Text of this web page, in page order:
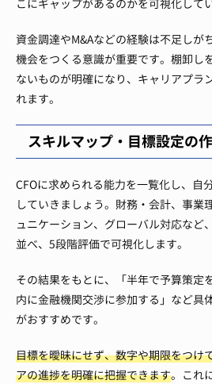
こにギャップがあるのかを可視化して
資金調達やM&Aなどの経験は不足しが
機会をつくる意識が重要です。棚卸し
ないものが明確になり、キャリアプラ
れます。
スキルマップ・目標設定の
CFOに求められる能力を一覧化し、自
していきましょう。財務・会計、事業
ュニケーション、グローバル対応など
並べ、5段階評価で可視化します。
その結果をもとに、「半年で予算策定
内に金融機関交渉に参加する」など具
がおすすめです。
目標を曖昧にせず、数字や期限をつけ
アの進捗を明確に把握できます。これ